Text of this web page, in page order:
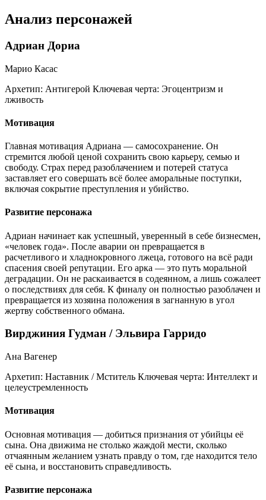
Анализ персонажей
Адриан Дориа
Марио Касас
Архетип: Антигерой Ключевая черта: Эгоцентризм и
лживость
Мотивация
Главная мотивация Адриана — самосохранение. Он
стремится любой ценой сохранить свою карьеру, семью и
свободу. Страх перед разоблачением и потерей статуса
заставляет его совершать всё более аморальные поступки,
включая сокрытие преступления и убийство.
Развитие персонажа
Адриан начинает как успешный, уверенный в себе бизнесмен,
«человек года». После аварии он превращается в
расчетливого и хладнокровного лжеца, готового на всё ради
спасения своей репутации. Его арка — это путь моральной
деградации. Он не раскаивается в содеянном, а лишь сожалеет
о последствиях для себя. К финалу он полностью разоблачен и
превращается из хозяина положения в загнанную в угол
жертву собственного обмана.
Вирджиния Гудман / Эльвира Гарридо
Ана Вагенер
Архетип: Наставник / Мститель Ключевая черта: Интеллект и
целеустремленность
Мотивация
Основная мотивация — добиться признания от убийцы её
сына. Она движима не столько жаждой мести, сколько
отчаянным желанием узнать правду о том, где находится тело
её сына, и восстановить справедливость.
Развитие персонажа